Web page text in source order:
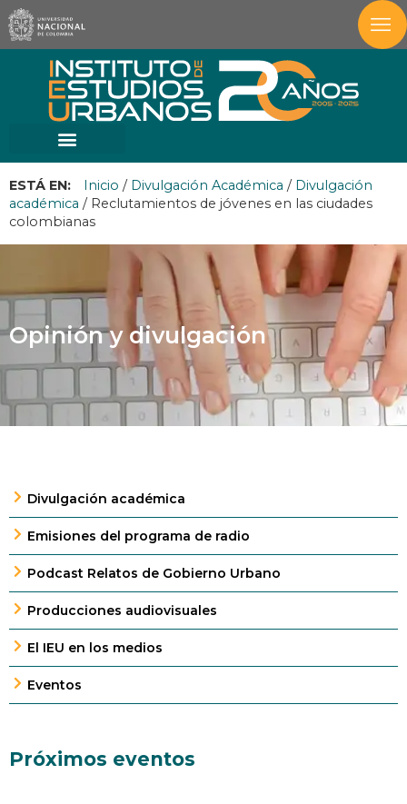
ESTÁ EN: Inicio / Divulgación Académica / Divulgación
académica / Reclutamientos de jóvenes en las ciudades
colombianas
Opinión y divulgación
Divulgación académica
Emisiones del programa de radio
Podcast Relatos de Gobierno Urbano
Producciones audiovisuales
El IEU en los medios
Eventos
Próximos eventos